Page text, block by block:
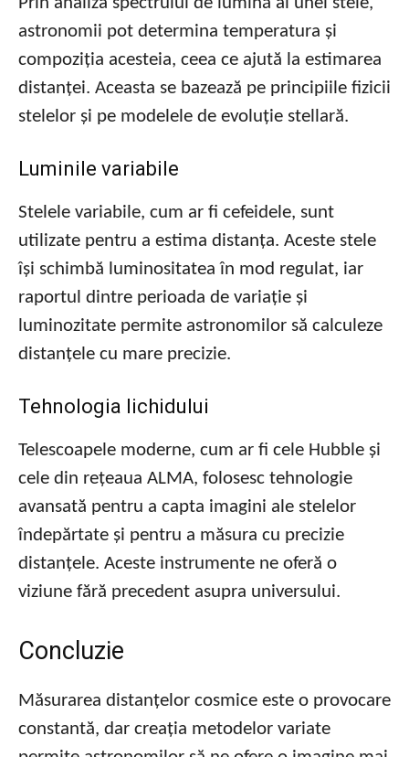
astronomii pot determina temperatura și
compoziția acesteia, ceea ce ajută la estimarea
distanței. Aceasta se bazează pe principiile fizicii
stelelor și pe modelele de evoluție stellară.
Luminile variabile
Stelele variabile, cum ar fi cefeidele, sunt
utilizate pentru a estima distanța. Aceste stele
își schimbă luminositatea în mod regulat, iar
raportul dintre perioada de variație și
luminozitate permite astronomilor să calculeze
distanțele cu mare precizie.
Tehnologia lichidului
Telescoapele moderne, cum ar fi cele Hubble și
cele din rețeaua ALMA, folosesc tehnologie
avansată pentru a capta imagini ale stelelor
îndepărtate și pentru a măsura cu precizie
distanțele. Aceste instrumente ne oferă o
viziune fără precedent asupra universului.
Concluzie
Măsurarea distanțelor cosmice este o provocare
constantă, dar creația metodelor variate